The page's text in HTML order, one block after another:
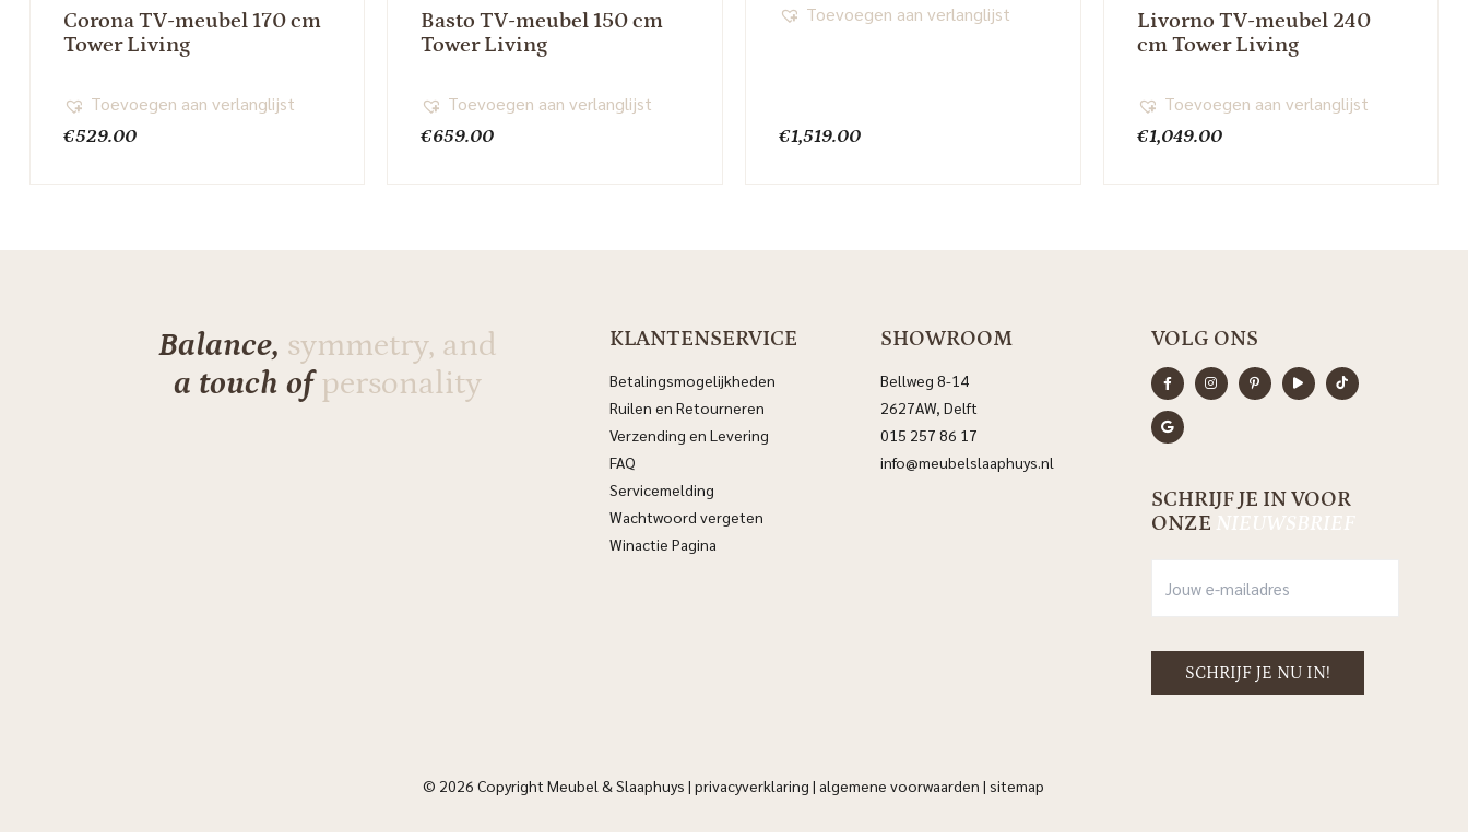
Corona TV-meubel 170 cm
Tower Living
€529.00
Toevoegen aan verlanglijst
Basto TV-meubel 150 cm
Tower Living
€659.00
Toevoegen aan verlanglijst
€1,519.00
Toevoegen aan verlanglijst
Livorno TV-meubel 240
cm Tower Living
€1,049.00
Toevoegen aan verlanglijst
Balance, symmetry, and
a touch ofpersonality
KLANTENSERVICE
Betalingsmogelijkheden
Ruilen en Retourneren
Verzending en Levering
FAQ
Servicemelding
Wachtwoord vergeten
Winactie Pagina
SHOWROOM
Bellweg 8-14
2627AW, Delft
015 257 86 17
info@meubelslaaphuys.nl
VOLG ONS
SCHRIJF JE IN VOOR
ONZE NIEUWSBRIEF
© 2026 Copyright Meubel & Slaaphuys |privacyverklaring | algemene voorwaarden |sitemap